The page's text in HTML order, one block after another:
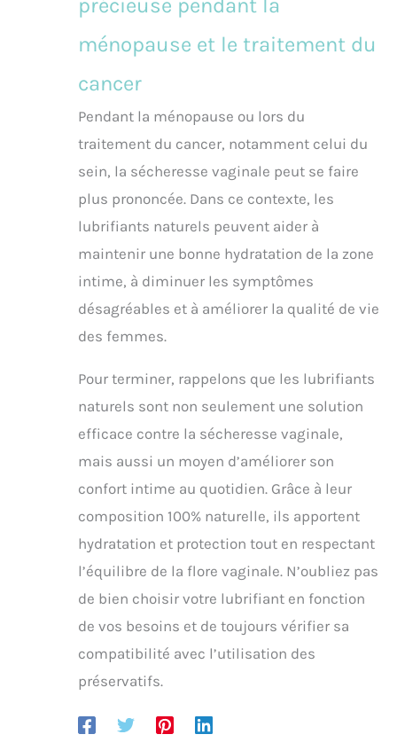
précieuse pendant la
ménopause et le traitement du
cancer
Pendant la ménopause ou lors du
traitement du cancer, notamment celui du
sein, la sécheresse vaginale peut se faire
plus prononcée. Dans ce contexte, les
lubrifiants naturels peuvent aider à
maintenir une bonne hydratation de la zone
intime, à diminuer les symptômes
désagréables et à améliorer la qualité de vie
des femmes.
Pour terminer, rappelons que les lubrifiants
naturels sont non seulement une solution
efficace contre la sécheresse vaginale,
mais aussi un moyen d’améliorer son
confort intime au quotidien. Grâce à leur
composition 100% naturelle, ils apportent
hydratation et protection tout en respectant
l’équilibre de la flore vaginale. N’oubliez pas
de bien choisir votre lubrifiant en fonction
de vos besoins et de toujours vérifier sa
compatibilité avec l’utilisation des
préservatifs.